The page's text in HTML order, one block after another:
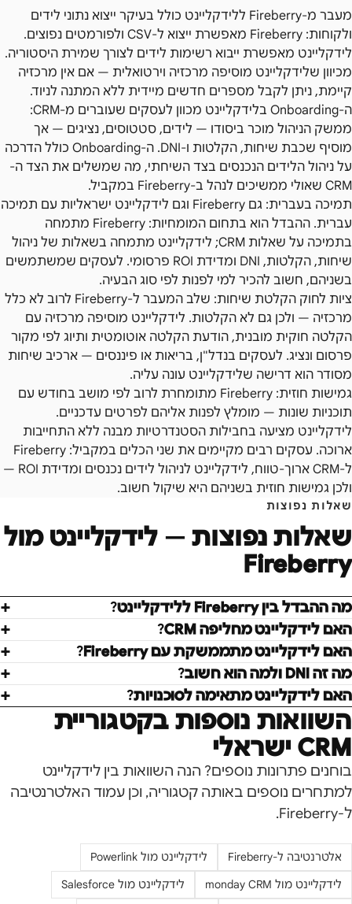
מעבר מ-Fireberry ללידקליינט כולל בעיקר ייצוא נתוני לידים
ולקוחות: Fireberry מאפשרת ייצוא ל-CSV ולפורמטים נפוצים.
לידקליינט מאפשרת ייבוא רשימות לידים לצורך שמירת היסטוריה.
מכיוון שלידקליינט מוסיפה מרכזיה וירטואלית — אם אין מרכזיה
קיימת, ניתן לקבל מספרים חדשים מיידית ללא המתנה לניוד.
ה-Onboarding בלידקליינט מכוון לעסקים שעוברים מ-CRM:
ממשק הניהול מוכר ביסודו — לידים, סטטוסים, נציגים — אך
מוסיף שכבת שיחות, הקלטות ו-DNI. ה-Onboarding כולל הדרכה
על ניהול הלידים הנכנסים בצד השיחתי, מה שמשלים את הצד ה-
CRM שאולי ממשיכים לנהל ב-Fireberry במקביל.
תמיכה בעברית: גם Fireberry וגם לידקליינט ישראליות עם תמיכה
עברית. ההבדל הוא בתחום המומחיות: Fireberry מתמחה
בתמיכה על שאלות CRM; לידקליינט מתמחה בשאלות של ניהול
שיחות, הקלטות, DNI ומדידת ROI פרסומי. לעסקים שמשתמשים
בשניהם, חשוב להכיר למי לפנות לפי סוג הבעיה.
ציות לחוק הקלטת שיחות: שלב המעבר ל-Fireberry לרוב לא כלל
מרכזיה — ולכן גם לא הקלטות. לידקליינט מוסיפה מרכזיה עם
הקלטה חוקית מובנית, הודעת הקלטה אוטומטית ותיוג לפי מקור
פרסום ונציג. לעסקים בנדל"ן, בריאות או פיננסים — ארכיב שיחות
מסודר הוא דרישה שלידקליינט עונה עליה.
גמישות חוזית: Fireberry מתומחרת לרוב לפי מושב בחודש עם
תוכניות שונות — מומלץ לפנות אליהם לפרטים עדכניים.
לידקליינט מציעה בחבילות הסטנדרטיות מבנה ללא התחייבות
ארוכה. עסקים רבים מקיימים את שני הכלים במקביל: Fireberry
ל-CRM ארוך-טווח, לידקליינט לניהול לידים נכנסים ומדידת ROI —
ולכן גמישות חוזית בשניהם היא שיקול חשוב.
שאלות נפוצות
שאלות נפוצות — לידקליינט מול
Fireberry
מה ההבדל בין Fireberry ללידקליינט?
האם לידקליינט מחליפה CRM?
האם לידקליינט מתממשקת עם Fireberry?
מה זה DNI ולמה הוא חשוב?
האם לידקליינט מתאימה לסוכנויות?
השוואות נוספות בקטגוריית
CRM ישראלי
בוחנים פתרונות נוספים? הנה השוואות בין לידקליינט
למתחרים נוספים באותה קטגוריה, וכן עמוד האלטרנטיבה
ל-Fireberry
.
אלטרנטיבה ל-Fireberry לידקליינט מול Powerlink
לידקליינט מול monday CRM לידקליינט מול Salesforce